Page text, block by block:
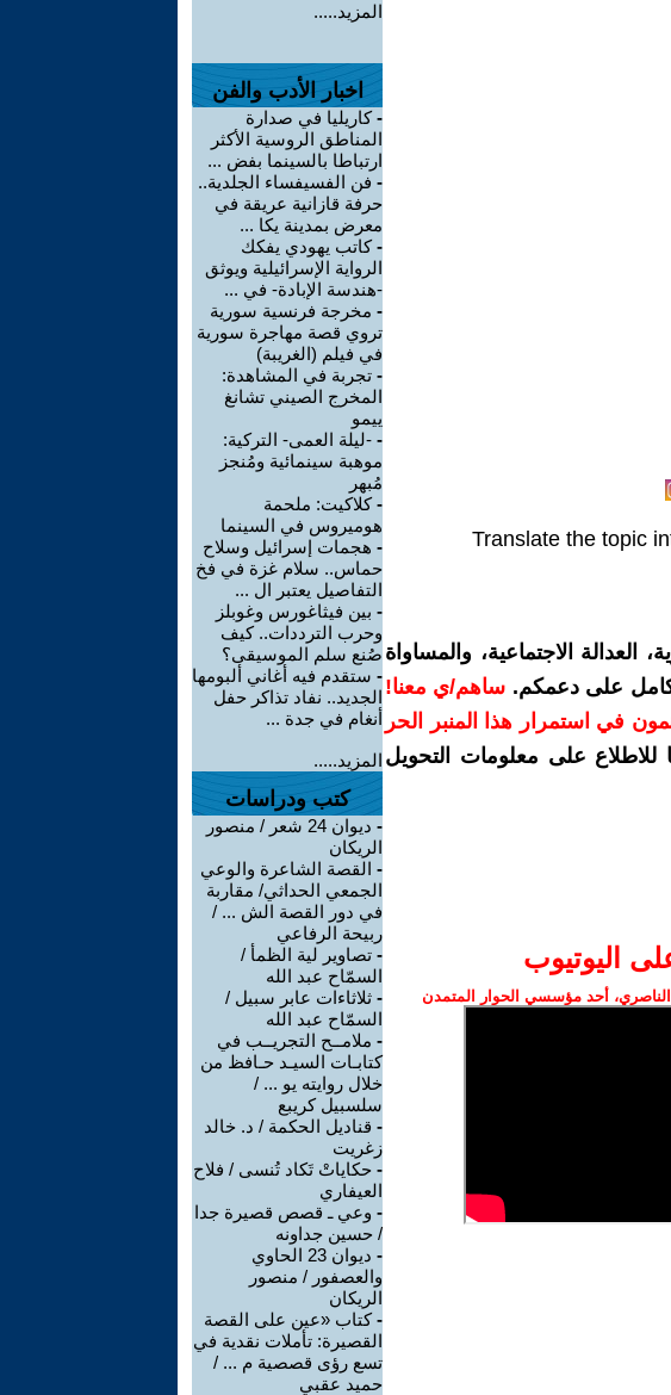
Translate the topic
الاجتماعية، والمساواة
كامل على دعمكم. ساهم/ي معنا!
تساهمون في استمرار هذا المنبر الحر
للاطلاع على معلومات التحويل
اليوتيوب
أحد مؤسسي الحوار المتمدن
المزيد.....
اخبار الأدب والفن
-كاريليا في صدارة
المناطق الروسية الأكثر
ارتباطا بالسينما بفض ...
- فن الفسيفساء الجلدية..
حرفة قازانية عريقة في
معرض بمدينة يكا ...
-كاتب يهودي يفكك
الرواية الإسرائيلية ويوثق
-هندسة الإبادة- في ...
- مخرجة فرنسية سورية
تروي قصة مهاجرة سورية
في فيلم (الغريبة)
- تجربة في المشاهدة:
المخرج الصيني تشانغ
ييمو
- -ليلة العمى- التركية:
موهبة سينمائية ومُنجز
مُبهر
-كلاكيت: ملحمة
هوميروس في السينما
- هجمات إسرائيل وسلاح
حماس.. سلام غزة في فخ
التفاصيل يعتبر ال ...
- بين فيثاغورس وغوبلز
وحرب الترددات.. كيف
صُنع سلم الموسيقى؟
- ستقدم فيه أغاني ألبومها
الجديد.. نفاد تذاكر حفل
أنغام في جدة ...
المزيد.....
كتب ودراسات
-
ديوان 24 شعر / منصور
الريكان
- القصة الشاعرة والوعي
الجمعي الحداثي/ مقاربة
في دور القصة الش ... /
ربيحة الرفاعي
- تصاوير لية الظمأ /
السمّاح عبد الله
- ثلاثاءات عابر سبيل /
السمّاح عبد الله
- ملامــح التجريــب في
كتابـات السيـد حـافظ من
خلال روايته يو ... /
سلسبيل كريبع
- قناديل الحكمة / د. خالد
زغريت
- حكاياتْ تَكاد تُنسى / فلاح
العيفاري
- وعي ـ قصص قصيرة جدا
/ حسين جداونه
-
ديوان 23 الحاوي
والعصفور / منصور
الريكان
-كتاب «عين على القصة
القصيرة: تأملات نقدية في
تسع رؤى قصصية م ... /
حميد عقبي